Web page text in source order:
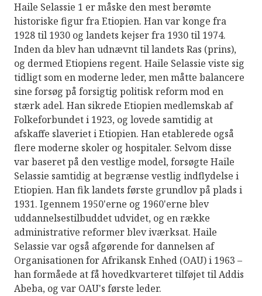
Haile Selassie 1 er måske den mest berømte
historiske figur fra Etiopien. Han var konge fra
1928 til 1930 og landets kejser fra 1930 til 1974.
Inden da blev han udnævnt til landets Ras (prins),
og dermed Etiopiens regent. Haile Selassie viste sig
tidligt som en moderne leder, men måtte balancere
sine forsøg på forsigtig politisk reform mod en
stærk adel. Han sikrede Etiopien medlemskab af
Folkeforbundet i 1923, og lovede samtidig at
afskaffe slaveriet i Etiopien. Han etablerede også
flere moderne skoler og hospitaler. Selvom disse
var baseret på den vestlige model, forsøgte Haile
Selassie samtidig at begrænse vestlig indflydelse i
Etiopien. Han fik landets første grundlov på plads i
1931. Igennem 1950'erne og 1960'erne blev
uddannelsestilbuddet udvidet, og en række
administrative reformer blev iværksat. Haile
Selassie var også afgørende for dannelsen af ​​
Organisationen for Afrikansk Enhed (OAU) i 1963 –
han formåede at få hovedkvarteret tilføjet til Addis
Abeba, og var OAU's første leder.